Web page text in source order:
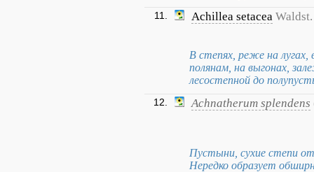
11. Achillea setacea
В степях, реже на
полянам, на выгонах,
лесостепной до
12. Achnatherum splendens
Пустыни, сухие степи от
Нередко образует